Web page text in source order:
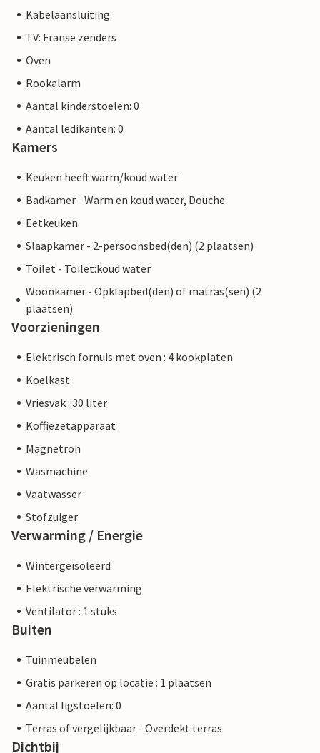
Kabelaansluiting
TV: Franse zenders
Oven
Rookalarm
Aantal kinderstoelen: 0
Aantal ledikanten: 0
Kamers
Keuken heeft warm/koud water
Badkamer - Warm en koud water, Douche
Eetkeuken
Slaapkamer - 2-persoonsbed(den) (2 plaatsen)
Toilet - Toilet:koud water
Woonkamer - Opklapbed(den) of matras(sen) (2
plaatsen)
Voorzieningen
Elektrisch fornuis met oven : 4 kookplaten
Koelkast
Vriesvak : 30 liter
Koffiezetapparaat
Magnetron
Wasmachine
Vaatwasser
Stofzuiger
Verwarming / Energie
Wintergeïsoleerd
Elektrische verwarming
Ventilator : 1 stuks
Buiten
Tuinmeubelen
Gratis parkeren op locatie : 1 plaatsen
Aantal ligstoelen: 0
Terras of vergelijkbaar - Overdekt terras
Dichtbij